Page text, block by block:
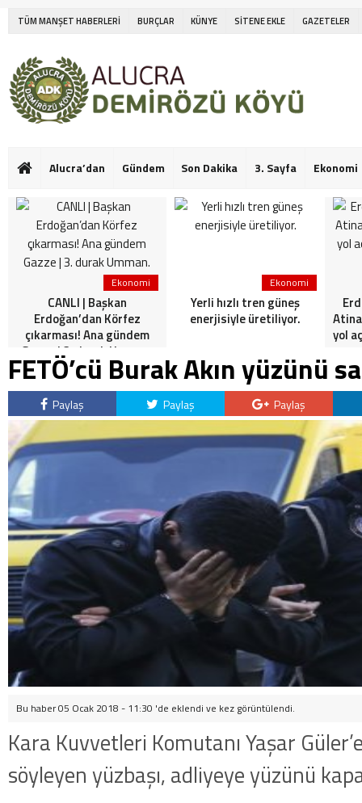
TÜM MANŞET HABERLERİ BURÇLAR KÜNYE SİTENE EKLE GAZETELER
Alucra’dan Gündem Son Dakika 3. Sayfa Ekonomi
Ekonomi
CANLI | Başkan
Erdoğan’dan Körfez
çıkarması! Ana gündem
Gazze | 3. durak Umman.
Ekonomi
Yerli hızlı tren güneş
enerjisiyle üretiliyor.
yol
FETÖ’cü Burak Akın yüzünü
Paylaş Paylaş Paylaş
Bu haber 05 Ocak 2018 - 11:30 'de eklendi ve kez görüntülendi.
Kara Kuvvetleri Komutanı Yaşar
söyleyen yüzbaşı, adliyeye yüzünü